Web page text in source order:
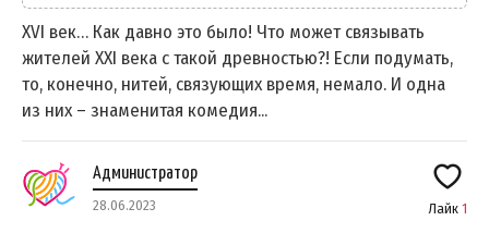
XVI век… Как давно это было! Что может связывать
жителей XXI века с такой древностью?! Если подумать,
то, конечно, нитей, связующих время, немало. И одна
из них – знаменитая комедия...
Администратор
28.06.2023 Лайк 1